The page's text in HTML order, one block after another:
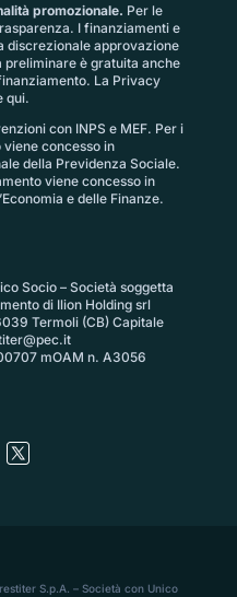
promozionale. Per le
. I finanziamenti e
discrezionale approvazione
preliminare è gratuita anche
La Privacy
qui.
con INPS e MEF. Per i
concesso in
della Previdenza Sociale.
viene concesso in
e delle Finanze.
Socio – Società soggetta
di Ilion Holding srl
Termoli (CB) Capitale
mOAM n. A3056
S.p.A. – Società con Unico